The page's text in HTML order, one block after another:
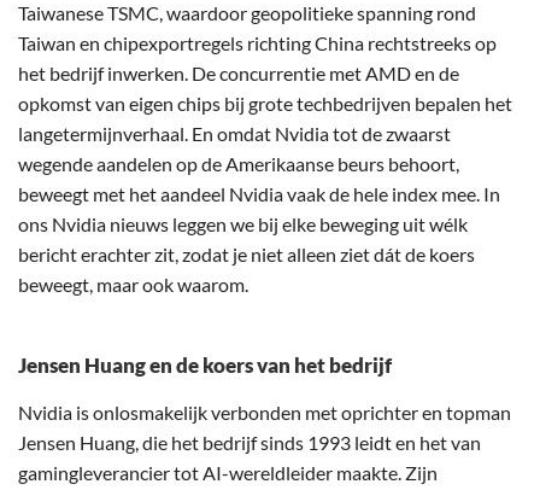
Taiwanese TSMC, waardoor geopolitieke spanning rond
Taiwan en chipexportregels richting China rechtstreeks op
het bedrijf inwerken. De concurrentie met AMD en de
opkomst van eigen chips bij grote techbedrijven bepalen het
langetermijnverhaal. En omdat Nvidia tot de zwaarst
wegende aandelen op de Amerikaanse beurs behoort,
beweegt met het aandeel Nvidia vaak de hele index mee. In
ons Nvidia nieuws leggen we bij elke beweging uit wélk
bericht erachter zit, zodat je niet alleen ziet dát de koers
beweegt, maar ook waarom.
Jensen Huang en de koers van het bedrijf
Nvidia is onlosmakelijk verbonden met oprichter en topman
Jensen Huang, die het bedrijf sinds 1993 leidt en het van
gamingleverancier tot AI-wereldleider maakte. Zijn